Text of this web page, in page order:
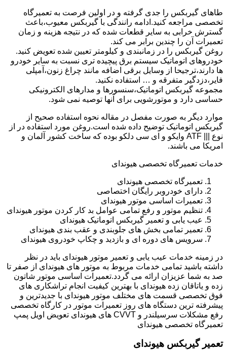
طاهای گیربکس را جدی گرفته و در اولین فرصت به تعمیرگاه
تخصصی مراجعه کنید.ادامه رانندگی با گیربکس معیوب،باعث
گسترش خرابی به سایر قطعات شده که در نتیجه هزینه و زمان
تعمیرات آن را چندین برابر می کند.
روغن گیربکس را در زمانبندی و کیلومتر تعیین شده تعویض کنید.
خودروهای اتوماتیک سیستم برق پیچیده تری نسبت به سایر خودرو
ها دارند،ترجیحا از وسایل برقی اضافه مانند چراغ زنون،آمپلی
فایر،دزدگیر متفرقه و … استفاده نکنید.
مجموعه گیربکس اتوماتیک،سنسورها و مدارهای الکترونیکی
حساسی دارد و موتورشویی برای آنها توصیه نمی شود.
موارد دیگر به صورت مفصل در مقاله نحوه استفاده صحیح از
گیربکس اتوماتیک توضیح داده شده است.روغن مورد استفاده در از
نوع ||| ATF وایکو و ای سی دلکو بوده که ساخت کشور آلمان و
امریکا می باشند.
خدمات تعمیرگاه تخصصی هیوندای
تعمیرگاه تخصصی هیوندای
دارای خودروبر رایگان اختصاصی
تعمیرات اساسی موتور هیوندای
تنظیم موتور و رفع تمامی عوامل بد کار کردن موتور هیوندای
عیب یابی و تعمیر گیربکس اتوماتیک هیوندای
تعمیر تمامی بخش های جلوبندی و عقب بندی هیوندای
سرویس های دوره ای و بازدید و چکاپ خودروی هیوندای
در زمینه خدمات عیب یابی و تعمیر موتور هیوندای باید در نظر
داشته باشید تمامی خدمات مربوط به موتور های هیوندای از صفر تا
صد به شما عزیزان ارائه می گردد.تعمیرات اساسی موتور شاتون
زده و یاتاقان زده هیوندای با بهترین کیفیت انجام تراشکاری های
فوق تخصصی قسمت های مختلف موتور هیوندای با جدیدترین و
پیشرفته ترین دستگاه های روز تعمیرات موتور در کارگاه تخصصی
رفع مشکلات سرسیلندر و CVVT های هیوندای تعویض اویل پمپ
تعمیرگاه تخصصی هیوندای
تعمیر گیربکس هیوندای